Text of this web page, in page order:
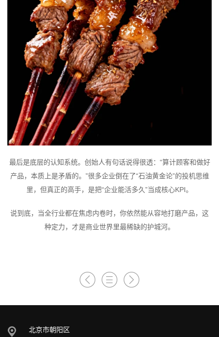
最后是底层的认知系统。创始人有句话说得很透：“算计顾客和做好
产品，本质上是矛盾的。”很多企业倒在了“石油黄金论”的投机思维
里，但真正的高手，是把“企业能活多久”当成核心KPI。
说到底，当全行业都在焦虑内卷时，你依然能从容地打磨产品，这
种定力，才是商业世界里最稀缺的护城河。
北京市朝阳区